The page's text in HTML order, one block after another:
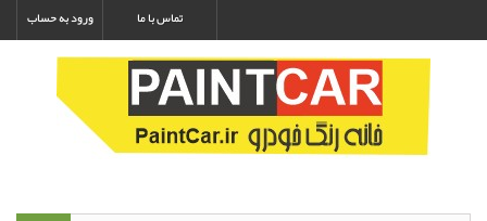
ورود به حساب تماس با ما